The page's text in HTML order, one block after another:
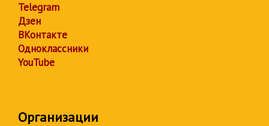
Telegram
Дзен
ВКонтакте
Одноклассники
YouTube
Организации